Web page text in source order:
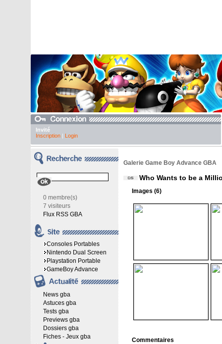
Invité
Inscription| Login
0 membre(s)
7 visiteurs
Flux RSS GBA
Consoles Portables
Nintendo Dual Screen
Playstation Portable
GameBoy Advance
News gba
Astuces gba
Tests gba
Previews gba
Dossiers gba
Fiches - Jeux gba
Galerie Game Boy Advance GBA
Who Wants to be a
Images (6)
Commentaires